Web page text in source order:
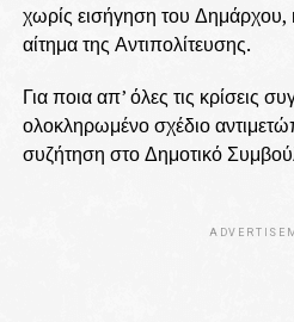
χωρίς εισήγηση του Δημάρχου,
αίτημα της Αντιπολίτευσης.
Για ποια απ’ όλες τις κρίσεις
ολοκληρωμένο σχέδιο
συζήτηση στο Δημοτικό